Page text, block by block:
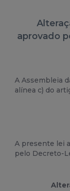
aprovado
A Assembleia
alínea c) do
A presente lei
pelo Decreto-